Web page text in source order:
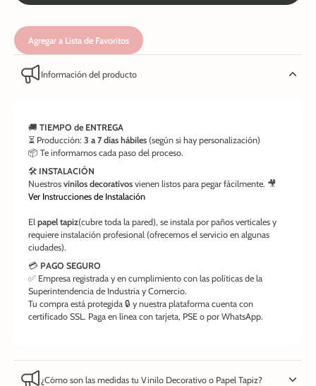
Agregar a Lista de Favoritos
Información del producto
🚚 TIEMPO de ENTREGA
⏳ Producción: 3 a 7 días hábiles (según si hay personalización)
📦 Te informamos cada paso del proceso.
🛠️ INSTALACIÓN
Nuestros vinilos decorativos vienen listos para pegar fácilmente. 🎥
Ver Instrucciones de Instalación
El papel tapiz(cubre toda la pared), se instala por paños verticales y
requiere instalación profesional (ofrecemos el servicio en algunas
ciudades).
💳 PAGO SEGURO
✅ Empresa registrada y en cumplimiento con las políticas de la
Superintendencia de Industria y Comercio.
Tu compra está protegida 🔒 y nuestra plataforma cuenta con
certificado SSL. Paga en línea con tarjeta, PSE o por WhatsApp.
¿Cómo son las medidas tu Vinilo Decorativo o Papel Tapiz?